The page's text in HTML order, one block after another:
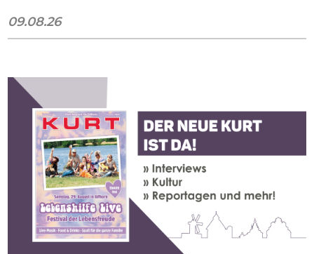
09.08.26